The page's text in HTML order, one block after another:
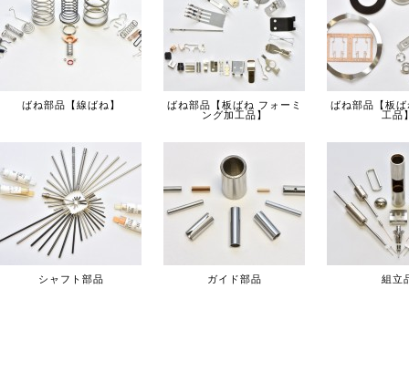
ばね部品【線ばね】
ばね部品【板ばね フォーミ
ング加工品】
ばね部品【板
工品
シャフト部品 ガイド部品 組立